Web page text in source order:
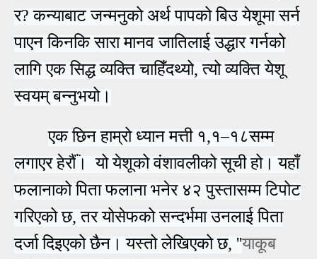
र? कन्याबाट जन्मनुको अर्थ पापको बिउ येशूमा सर्न
पाएन किनकि सारा मानव जातिलाई उद्धार गर्नको
लागिएकसिद्ध व्यक्ति चाहिँदथ्यो, त्यो व्यक्तियेशू
स्वयम् बन्नुभयो।
एक छिन हाम्रो ध्यान मत्ती १,१–१८सम्म
लगाएर हेर ँ। यो येशूको वंशावलीको सूची हो। यहाँ
फलानाको पिता फलाना भनेर ४२ पुस्तासम्म टिपोट
गरिएको छ, तर योसेफको सन्दर्भमा उनलाईपिता
दर्जा दिइएको छैन। यस्तो लेखिएको छ, ''याकूब